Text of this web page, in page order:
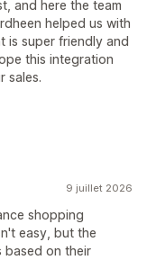
and here the team
helped us with
is super friendly and
this integration
sales.
9 juillet 2026
shopping
easy, but the
based on their